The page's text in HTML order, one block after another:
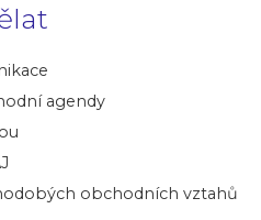
agendy
obchodních vztahů